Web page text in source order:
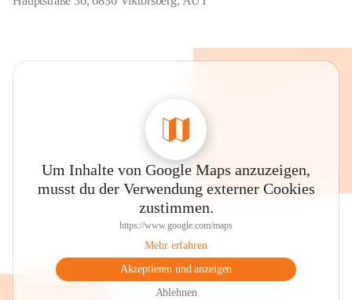
Um Inhalte von Google Maps anzuzeigen,
musst du der Verwendung externer Cookies
zustimmen.
https://www.google.com/maps
Mehr erfahren
Akzeptieren und anzeigen
Ablehnen